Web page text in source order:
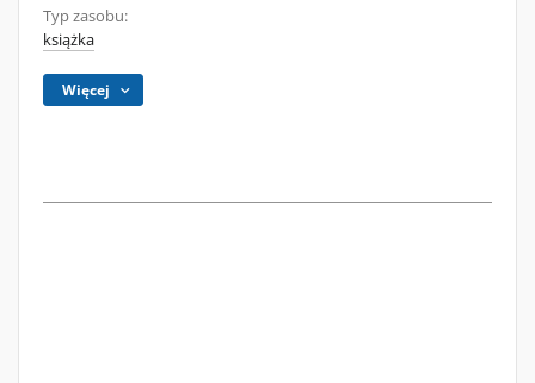
Typ zasobu:
książka
Więcej